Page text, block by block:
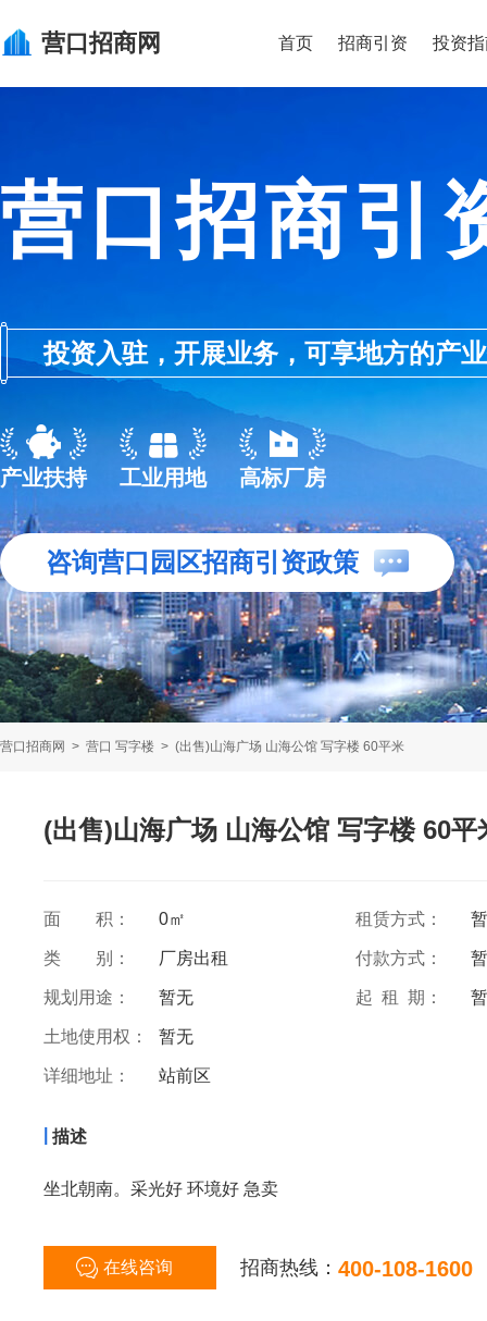
营口招商网 首页 招商引资 投资
营口招商引
投资入驻，开展业务，可享地方的产
产业扶持 工业用地 高标厂房
咨询营口园区招商引资政策
营口招商网 > 营口 写字楼 > (出售)山海广场 山海公馆 写字楼 60平米
(出售)山海广场 山海公馆 写字楼 60平
面 积： 0㎡ 租赁方式：
类 别： 厂房出租 付款方式：
规划用途： 暂无 起 租 期：
土地使用权： 暂无
详细地址： 站前区
描述
坐北朝南。采光好 环境好 急卖
在线咨询 招商热线： 400-108-1600